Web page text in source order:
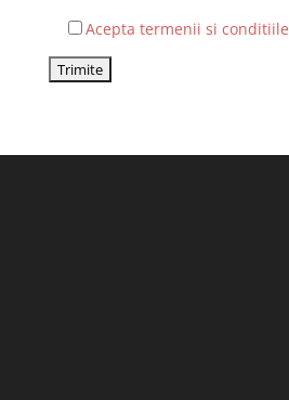
Acepta termenii si conditiile